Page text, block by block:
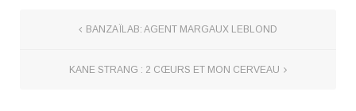
BANZAÏLAB: AGENT MARGAUX LEBLOND
KANE STRANG : 2 CŒURS ET MON CERVEAU